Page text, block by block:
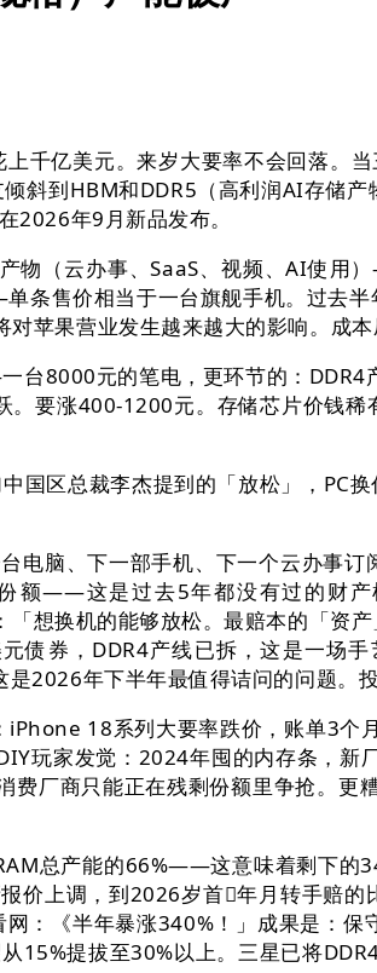
亿美元。来岁大要率不会回落。
斜到HBM和DDR5（高利润AI存储
2026年9月新品发布。
（云办事、SaaS、视频、AI使用
售价相当于一台旗舰手机。过去
苹果营业发生越来越大的影响。成
元的笔电，更环节的：DDR4
要涨400-1200元。存储芯片价钱
总裁李杰提到的「放松」，PC换
、下一部手机、下一个云办事订
额——这是过去5年都没有过的财
想换机的能够放松。最赔本的「
券，DDR4产线已拆，这是一场
2026年下半年最值得诘问的问题。投
18系列大要率跌价，账单3个
玩家发觉：2024年囤的内存条，
费厂商只能正在残剩份额里争抢。
总产能的66%——这意味着剩下的
价上调，到2026岁首年月转手赔
：《半年暴涨340%！」成果是：
15%提拔至30%以上。三星已将